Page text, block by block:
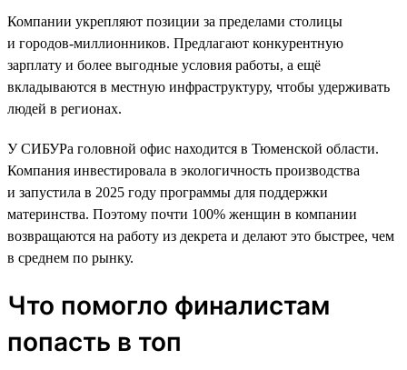
Компании укрепляют позиции за пределами столицы
и городов-миллионников. Предлагают конкурентную
зарплату и более выгодные условия работы, а ещё
вкладываются в местную инфраструктуру, чтобы удерживать
людей в регионах.
У СИБУРа головной офис находится в Тюменской области.
Компания инвестировала в экологичность производства
и запустила в 2025 году программы для поддержки
материнства. Поэтому почти 100% женщин в компании
возвращаются на работу из декрета и делают это быстрее, чем
в среднем по рынку.
Что помогло финалистам
попасть в топ